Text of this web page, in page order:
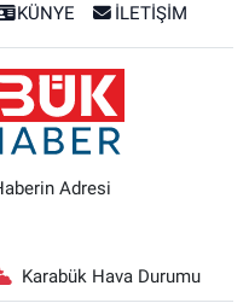
KÜNYE İLETİŞİM
Adresi
Karabük Hava Durumu